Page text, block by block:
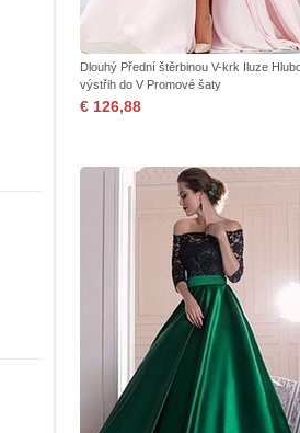
Dlouhý Přední štěrbinou V-krk Iluze
výstřih do V Promové šaty
€ 126,88